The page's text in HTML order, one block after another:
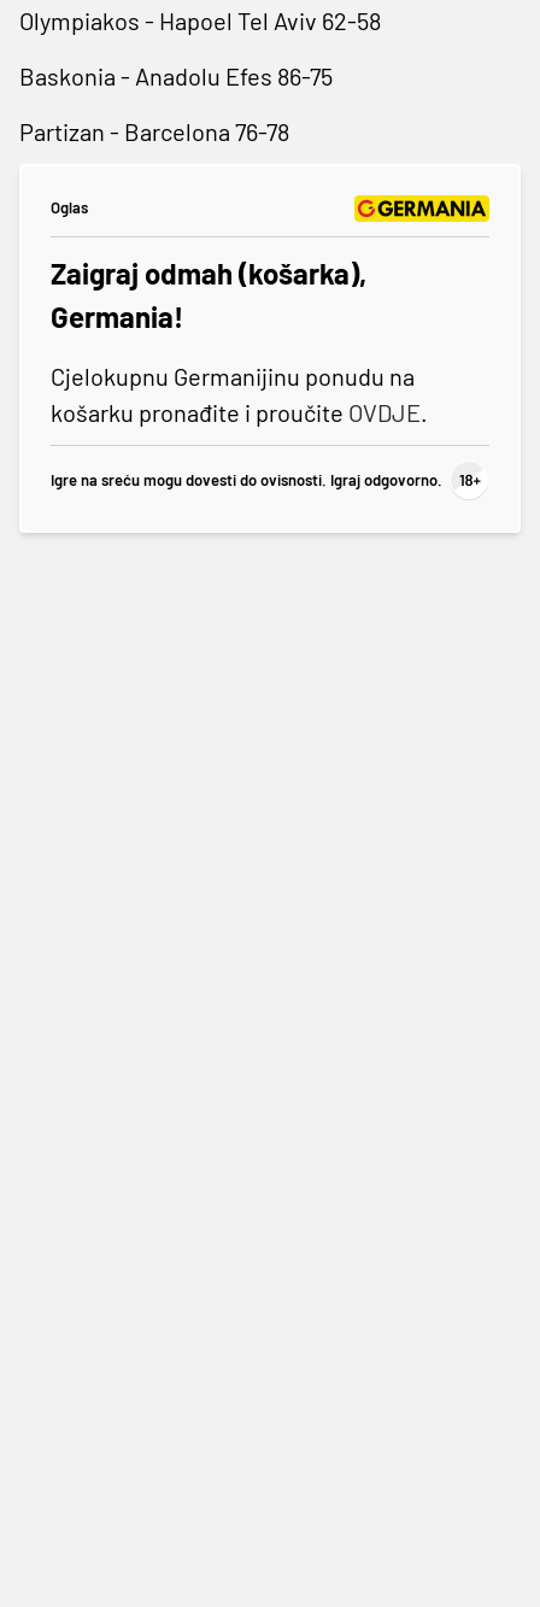
Olympiakos - Hapoel Tel Aviv 62-58
Baskonia - Anadolu Efes 86-75
Partizan - Barcelona 76-78
Oglas
Zaigraj odmah (košarka),
Germania!
Cjelokupnu Germanijinu ponudu na
košarku pronađite i proučite OVDJE.
Igre na sreću mogu dovesti do ovisnosti. Igraj odgovorno.